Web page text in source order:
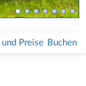
Preise Buchen